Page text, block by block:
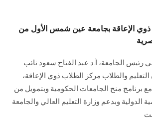
ذوي الإعاقة بجامعة عين شمس الأول من
رئيس الجامعة، أ.د عبد الفتاح سعود نائب
والطلاب مركز الطلاب ذوي الإعاقة،
برنامج منح الجامعات الحكومية وبتمويل من
الدولية وبدعم وزارة التعليم العالي والجامعة